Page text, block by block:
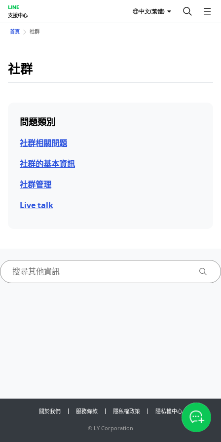
LINE
支援中心
中文(繁體)
首頁 社群
社群
問題類別
社群相關問題
社群的基本資訊
社群管理
Live talk
關於我們 服務條款 隱私權政策 隱私權中心
© LY Corporation